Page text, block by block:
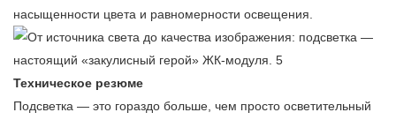
насыщенности цвета и равномерности освещения.
Техническое резюме
Подсветка — это гораздо больше, чем просто осветительный